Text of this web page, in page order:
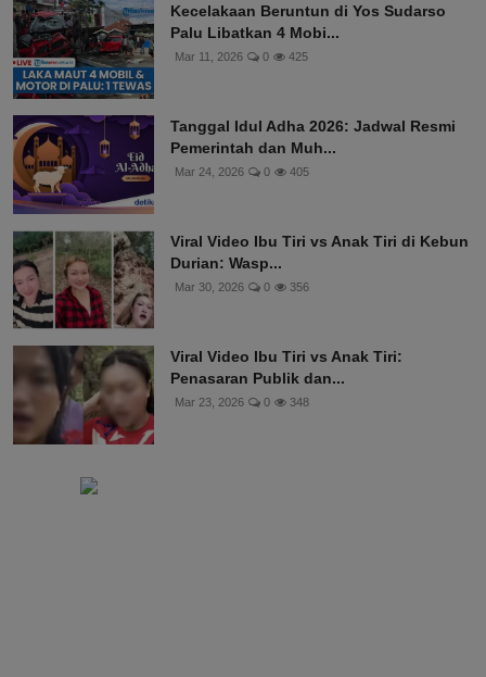
Kecelakaan Beruntun di Yos Sudarso
Palu Libatkan 4 Mobi...
Mar 11, 2026 0 425
Tanggal Idul Adha 2026: Jadwal Resmi
Pemerintah dan Muh...
Mar 24, 2026 0 405
Viral Video Ibu Tiri vs Anak Tiri di Kebun
Durian: Wasp...
Mar 30, 2026 0 356
Viral Video Ibu Tiri vs Anak Tiri:
Penasaran Publik dan...
Mar 23, 2026 0 348